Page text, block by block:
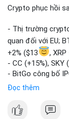
Crypto phục hồi
- Thị trường
quan đối với EU;
+2% ($13
,
- CC (+15%), SKY
- BitGo công bố
- Vitalik Buterin
- Hong Kong
tuân thủ nghiêm
Đọc thêm